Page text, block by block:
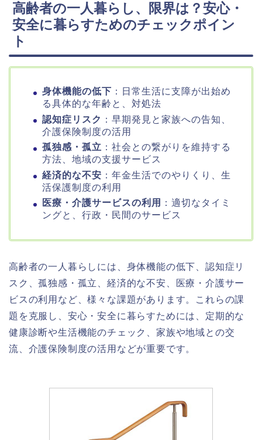
高齢者の一人暮らし、限界は？安心・
安全に暮らすためのチェックポイン
ト
身体機能の低下 ：日常生活に支障が出始め
る具体的な年齢と、対処法
認知症リスク ：早期発見と家族への告知、
介護保険制度の活用
孤独感・孤立 ：社会との繋がりを維持する
方法、地域の支援サービス
経済的な不安 ：年金生活でのやりくり、生
活保護制度の利用
医療・介護サービスの利用
：適切なタイミ
ングと、行政・民間のサービス
高齢者の一人暮らしには、身体機能の低下、認知症リ
スク、孤独感・孤立、経済的な不安、医療・介護サー
ビスの利用など、様々な課題があります。これらの課
題を克服し、安心・安全に暮らすためには、定期的な
健康診断や生活機能のチェック、家族や地域との交
流、介護保険制度の活用などが重要です。